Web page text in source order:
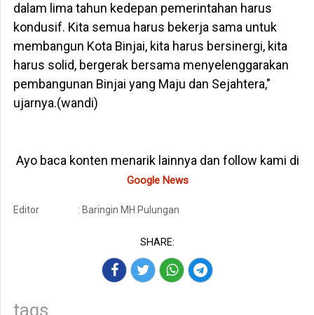
dalam lima tahun kedepan pemerintahan harus
kondusif. Kita semua harus bekerja sama untuk
membangun Kota Binjai, kita harus bersinergi, kita
harus solid, bergerak bersama menyelenggarakan
pembangunan Binjai yang Maju dan Sejahtera,"
ujarnya.(wandi)
Ayo baca konten menarik lainnya dan follow kami di
Google News
Editor : Baringin MH Pulungan
SHARE:
tags